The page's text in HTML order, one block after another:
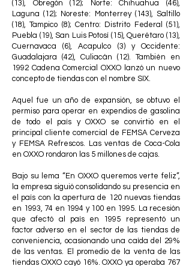
(13), Obregón (12); Norte: Chihuahua (46),
Laguna (12); Noreste: Monterrey (143), Saltillo
(18), Tampico (8); Centro: Distrito Federal (51),
Puebla (19), San Luis Potosí (15), Querétaro (13),
Cuernavaca (6), Acapulco (3) y Occidente:
Guadalajara (42), Culiacán (12). También en
1992 Cadena Comercial OXXO lanzó un nuevo
concepto de tiendas con el nombre SIX.
Aquel fue un año de expansión, se obtuvo el
permiso para operar en expendios de gasolina
de todo el país y OXXO se convirtió en el
principal cliente comercial de FEMSA Cerveza
y FEMSA Refrescos. Las ventas de Coca-Cola
en OXXO rondaron las 5 millones de cajas.
Bajo su lema “En OXXO queremos verte feliz”,
la empresa siguió consolidando su presencia en
el país con la apertura de 120 nuevas tiendas
en 1993, 74 en 1994 y 100 en 1995. La recesión
que afectó al país en 1995 representó un
factor adverso en el sector de las tiendas de
conveniencia, ocasionando una caída del 29%
de las ventas. El promedio de la venta de las
tiendas OXXO cayó 16%. OXXO ya operaba 767